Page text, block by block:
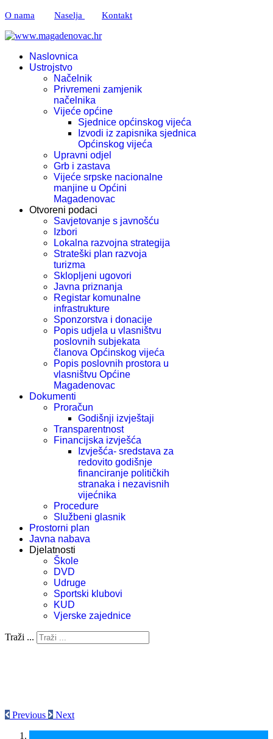
O nama Naselja Kontakt
Naslovnica
Ustrojstvo
Načelnik
Privremeni zamjenik
načelnika
Vijeće općine
Sjednice općinskog vijeća
Izvodi iz zapisnika sjednica
Općinskog vijeća
Upravni odjel
Grb i zastava
Vijeće srpske nacionalne
manjine u Općini
Magadenovac
Otvoreni podaci
Savjetovanje s javnošću
Izbori
Lokalna razvojna strategija
Strateški plan razvoja
turizma
Sklopljeni ugovori
Javna priznanja
Registar komunalne
infrastrukture
Sponzorstva i donacije
Popis udjela u vlasništvu
poslovnih subjekata
članova Općinskog vijeća
Popis poslovnih prostora u
vlasništvu Općine
Magadenovac
Dokumenti
Proračun
Godišnji izvještaji
Transparentnost
Financijska izvješća
Izvješća- sredstava za
redovito godišnje
financiranje političkih
stranaka i nezavisnih
vijećnika
Procedure
Službeni glasnik
Prostorni plan
Javna nabava
Djelatnosti
Škole
DVD
Udruge
Sportski klubovi
KUD
Vjerske zajednice
Traži ...
Previous Next